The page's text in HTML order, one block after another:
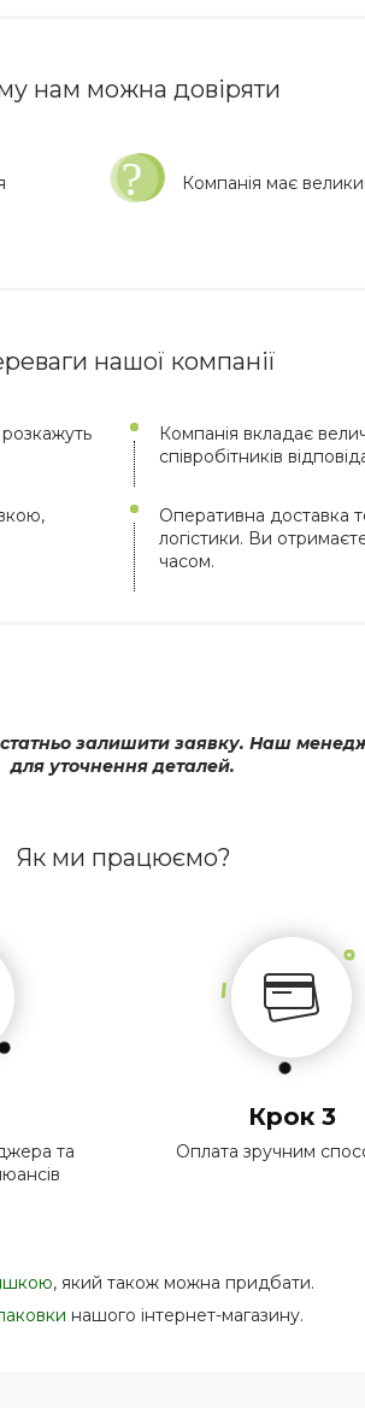
нам можна довіряти
Компанія має
нашої компанії
Компанія вкладає
співробітників
Оперативна доставка
логістики. Ви
часом.
залишити заявку. Наш
для уточнення деталей.
Як ми працюємо?
та
Крок 3
Оплата зручним
, який також можна придбати.
нашого інтернет-магазину.